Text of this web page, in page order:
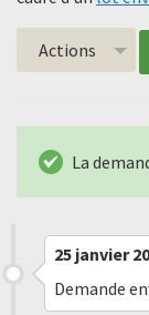
Actions
La
25 janvier
Demande